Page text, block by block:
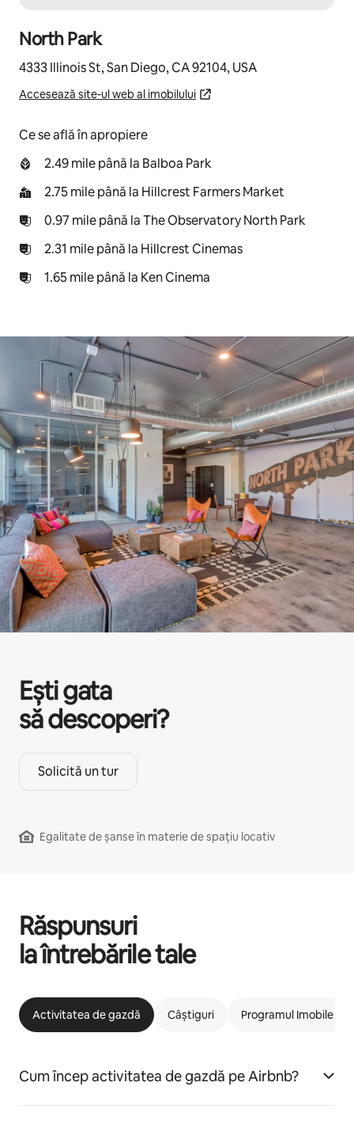
North Park
4333 Illinois St, San Diego, CA 92104, USA
Accesează site-ul web al imobilului
Ce se află în apropiere
2.49 mile până la Balboa Park
2.75 mile până la Hillcrest Farmers Market
0.97 mile până la The Observatory North Park
2.31 mile până la Hillcrest Cinemas
1.65 mile până la Ken Cinema
Ești gata
să descoperi?
Solicită un tur
Egalitate de șanse în materie de spațiu locativ
Răspunsuri
la întrebările tale
Activitatea de gazdă Câștiguri Programul Imobile
Cum încep activitatea de gazdă pe Airbnb?